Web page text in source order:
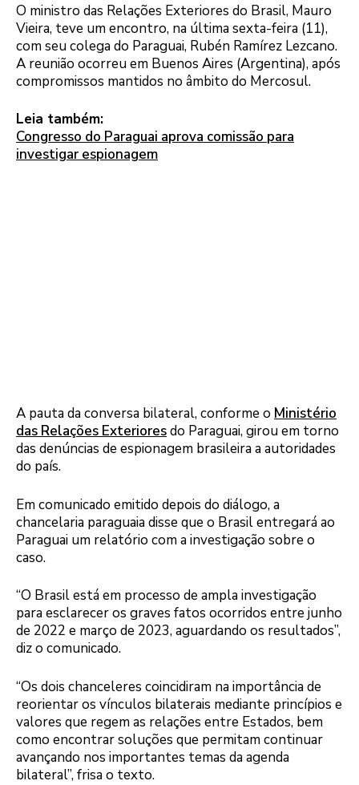
O ministro das Relações Exteriores do Brasil, Mauro
Vieira, teve um encontro, na última sexta-feira (11),
com seu colega do Paraguai, Rubén Ramírez Lezcano.
A reunião ocorreu em Buenos Aires (Argentina), após
compromissos mantidos no âmbito do Mercosul.
Leia também:
Congresso do Paraguai aprova comissão para
investigar espionagem
A pauta da conversa bilateral, conforme o Ministério
das Relações Exterioresdo Paraguai, girou em torno
das denúncias de espionagem brasileira a autoridades
do país.
Em comunicado emitido depois do diálogo, a
chancelaria paraguaia disse que o Brasil entregará ao
Paraguai um relatório com a investigação sobre o
caso.
“O Brasil está em processo de ampla investigação
para esclarecer os graves fatos ocorridos entre junho
de 2022 e março de 2023, aguardando os resultados”,
diz o comunicado.
“Os dois chanceleres coincidiram na importância de
reorientar os vínculos bilaterais mediante princípios e
valores que regem as relações entre Estados, bem
como encontrar soluções que permitam continuar
avançando nos importantes temas da agenda
bilateral”, frisa o texto.